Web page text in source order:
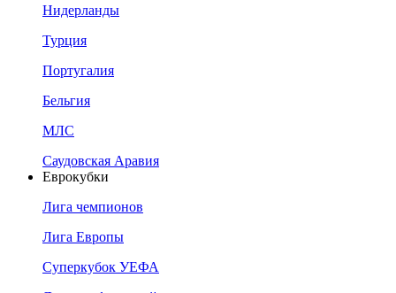
Нидерланды
Турция
Португалия
Бельгия
МЛС
Саудовская Аравия
Еврокубки
Лига чемпионов
Лига Европы
Суперкубок УЕФА